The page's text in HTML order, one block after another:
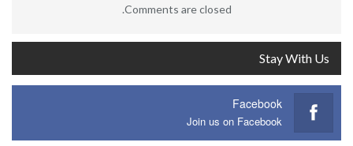
Comments are closed.
Stay With Us
Facebook
Join us on Facebook